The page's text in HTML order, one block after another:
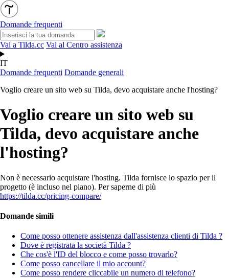
Domande frequenti
Vai a Tilda.cc Vai al Centro assistenza
IT
Domande frequenti Domande generali
Voglio creare un sito web su Tilda, devo acquistare anche l'hosting?
Voglio creare un sito web su
Tilda, devo acquistare anche
l'hosting?
Non è necessario acquistare l'hosting. Tilda fornisce lo spazio per il
progetto (è incluso nel piano). Per saperne di più
https://tilda.cc/pricing-compare/
Domande simili
Come posso ottenere assistenza dall'assistenza clienti di Tilda ?
Dove è registrata la società Tilda ?
Che cos'è l'ID del blocco e come posso trovarlo?
Come posso cancellare il mio account?
Come posso rendere cliccabile un numero di telefono?